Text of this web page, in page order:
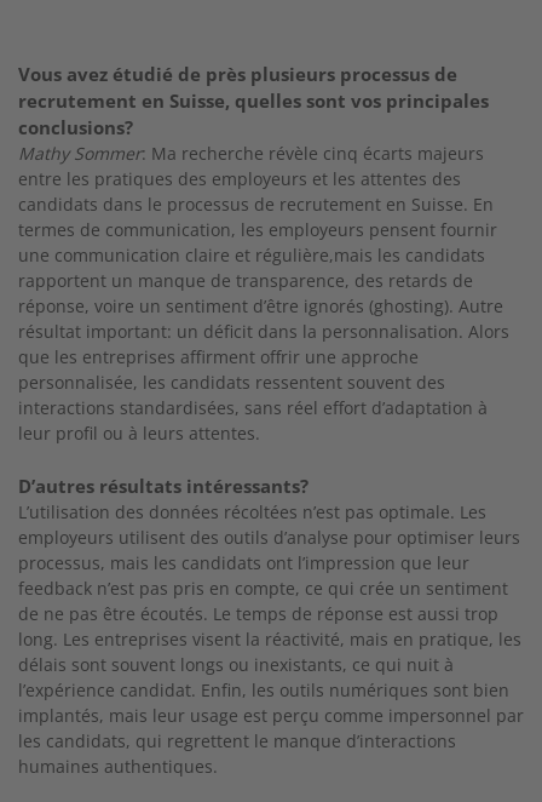
Vous avez étudié de près plusieurs processus de
recrutement en Suisse, quelles sont vos principales
conclusions?
Mathy Sommer: Ma recherche révèle cinq écarts majeurs
entre les pratiques des employeurs et les attentes des
candidats dans le processus de recrutement en Suisse. En
termes de communication, les employeurs pensent fournir
une communication claire et régulière,mais les candidats
rapportent un manque de transparence, des retards de
réponse, voire un sentiment d’être ignorés (ghosting). Autre
résultat important: un déficit dans la personnalisation. Alors
que les entreprises affirment offrir une approche
personnalisée, les candidats ressentent souvent des
interactions standardisées, sans réel effort d’adaptation à
leur profil ou à leurs attentes.
D’autres résultats intéressants?
L’utilisation des données récoltées n’est pas optimale. Les
employeurs utilisent des outils d’analyse pour optimiser leurs
processus, mais les candidats ont l’impression que leur
feedback n’est pas pris en compte, ce qui crée un sentiment
de ne pas être écoutés. Le temps de réponse est aussi trop
long. Les entreprises visent la réactivité, mais en pratique, les
délais sont souvent longs ou inexistants, ce qui nuit à
l’expérience candidat. Enfin, les outils numériques sont bien
implantés, mais leur usage est perçu comme impersonnel par
les candidats, qui regrettent le manque d’interactions
humaines authentiques.